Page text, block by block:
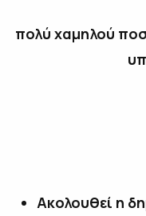
πολύ χαμηλού
Ακολουθεί η